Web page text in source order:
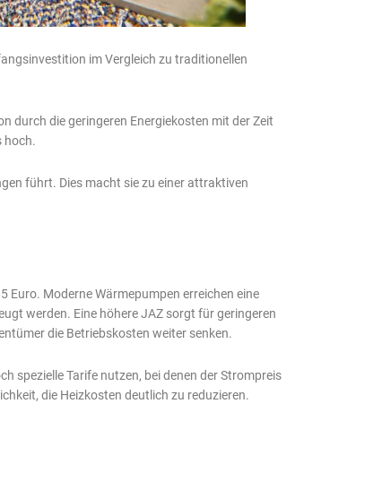
im Vergleich zu traditionellen
durch die geringeren Energiekosten mit der Zeit
hoch.
führt. Dies macht sie zu einer attraktiven
Euro. Moderne Wärmepumpen erreichen eine
werden. Eine höhere JAZ sorgt für geringeren
die Betriebskosten weiter senken.
spezielle Tarife nutzen, bei denen der Strompreis
die Heizkosten deutlich zu reduzieren.